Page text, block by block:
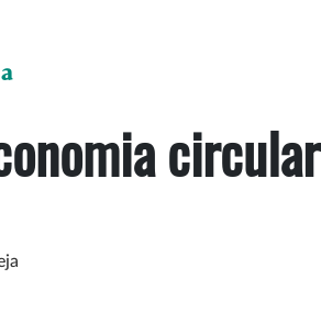
circular